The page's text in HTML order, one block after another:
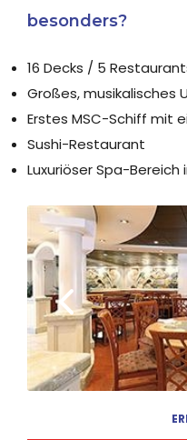
besonders?
16 Decks / 5
Großes, musikalisches
Erstes MSC-Schiff mit
Sushi-Restaurant
Luxuriöser Spa-